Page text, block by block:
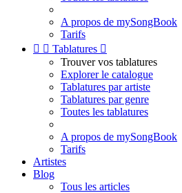
A propos de mySongBook
Tarifs
  Tablatures 
Trouver vos tablatures
Explorer le catalogue
Tablatures par artiste
Tablatures par genre
Toutes les tablatures
A propos de mySongBook
Tarifs
Artistes
Blog
Tous les articles